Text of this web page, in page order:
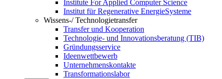
Institute For Applied Computer Science
Institut für Regenerative EnergieSysteme
Wissens-/ Technologietransfer
Transfer und Kooperation
Technologie- und Innovationsberatung (TIB)
Gründungsservice
Ideenwettbewerb
Unternehmenskontakte
Transformationslabor